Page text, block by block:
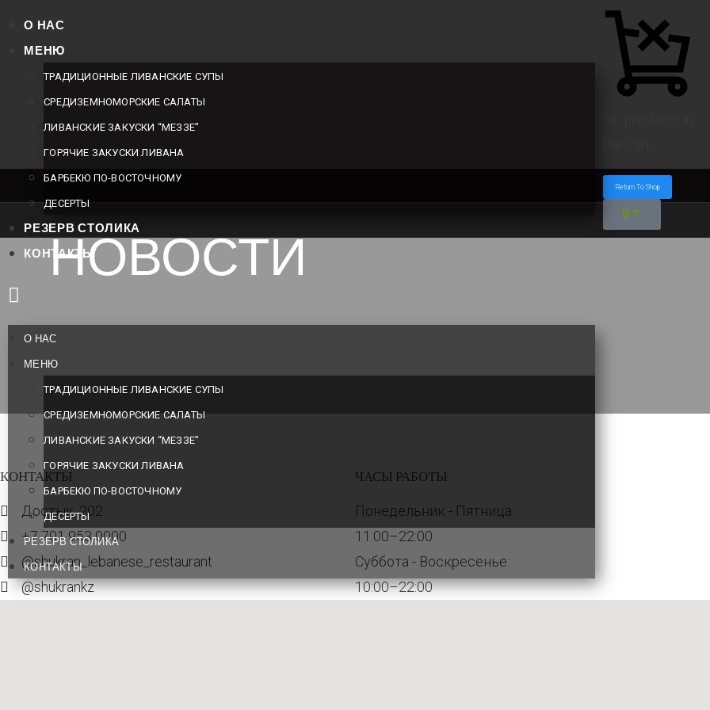
О НАС
МЕНЮ
ТРАДИЦИОННЫЕ ЛИВАНСКИЕ СУПЫ
СРЕДИЗЕМНОМОРСКИЕ САЛАТЫ
ЛИВАНСКИЕ ЗАКУСКИ “МЕЗЗЕ”
ГОРЯЧИЕ ЗАКУСКИ ЛИВАНА
БАРБЕКЮ ПО-ВОСТОЧНОМУ
ДЕСЕРТЫ
РЕЗЕРВ СТОЛИКА
КОНТАКТЫ
О НАС
МЕНЮ
ТРАДИЦИОННЫЕ ЛИВАНСКИЕ СУПЫ
СРЕДИЗЕМНОМОРСКИЕ САЛАТЫ
ЛИВАНСКИЕ ЗАКУСКИ “МЕЗЗЕ”
ГОРЯЧИЕ ЗАКУСКИ ЛИВАНА
БАРБЕКЮ ПО-ВОСТОЧНОМУ
ДЕСЕРТЫ
РЕЗЕРВ СТОЛИКА
КОНТАКТЫ
Return To Shop
0 ₸
НОВОСТИ
КОНТАКТЫ
Достык, 202
+7 701 953 0000
@shukran_lebanese_restaurant
@shukrankz
ЧАСЫ РАБОТЫ
Понедельник - Пятница:
11:00–22:00
Суббота - Воскресенье:
10:00–22:00